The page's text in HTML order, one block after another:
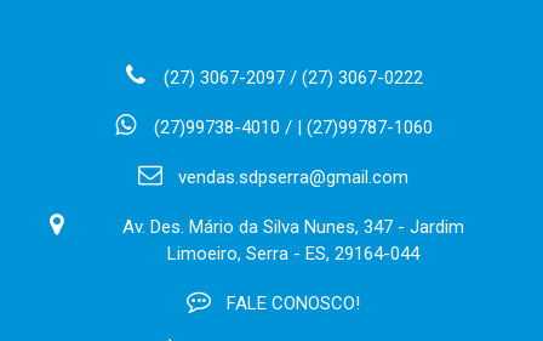
(27) 3067-2097 / (27) 3067-0222
(27)99738-4010 / | (27)99787-1060
vendas.sdpserra@gmail.com
Av. Des. Mário da Silva Nunes, 347 - Jardim
Limoeiro, Serra - ES, 29164-044
FALE CONOSCO!